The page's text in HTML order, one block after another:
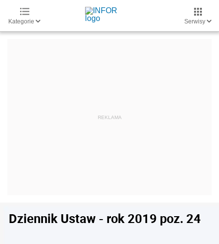
Kategorie Serwisy
Dziennik Ustaw - rok 2019 poz. 24